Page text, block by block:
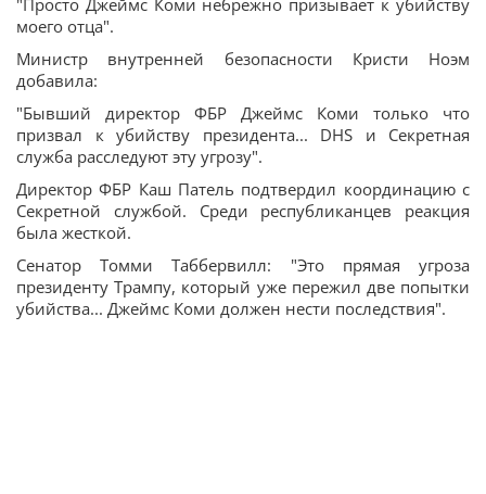
"Просто Джеймс Коми небрежно призывает к убийству
моего отца".
Министр внутренней безопасности Кристи Ноэм
добавила:
"Бывший директор ФБР Джеймс Коми только что
призвал к убийству президента... DHS и Секретная
служба расследуют эту угрозу".
Директор ФБР Каш Патель подтвердил координацию с
Секретной службой. Среди республиканцев реакция
была жесткой.
Сенатор Томми Таббервилл: "Это прямая угроза
президенту Трампу, который уже пережил две попытки
убийства... Джеймс Коми должен нести последствия".